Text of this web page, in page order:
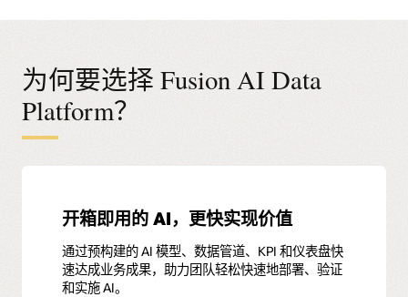
为何要选择 Fusion AI Data
Platform？
开箱即用的 AI，更快实现价值
通过预构建的 AI 模型、数据管道、KPI 和仪表盘快
速达成业务成果，助力团队轻松快速地部署、验证
和实施 AI。